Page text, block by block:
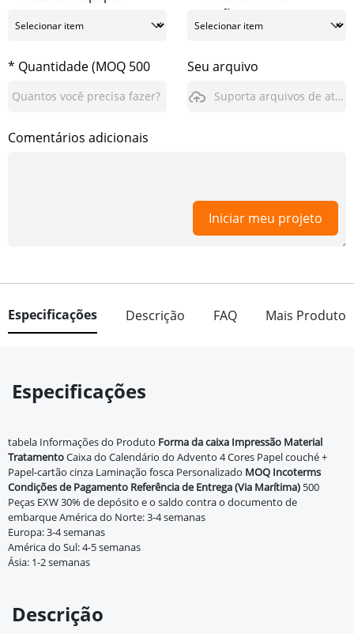
superfície
* Quantidade (MOQ 500
Seu arquivo
Suporta arquivos de até 3GB
Comentários adicionais
Iniciar meu projeto
Especificações Descrição FAQ Mais Produto
Especificações
tabela Informações do Produto Forma da caixa Impressão Material
TratamentoCaixa do Calendário do Advento 4 Cores Papel couché +
Papel-cartão cinza Laminação fosca Personalizado MOQ Incoterms
Condições de Pagamento Referência de Entrega (Via Marítima) 500
Peças EXW 30% de depósito e o saldo contra o documento de
embarque América do Norte: 3-4 semanas
Europa: 3-4 semanas
América do Sul: 4-5 semanas
Ásia: 1-2 semanas
Descrição